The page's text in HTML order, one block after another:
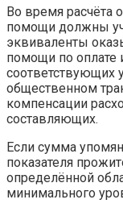
Во время расчёта
помощи должны
эквиваленты
помощи по оплате
соответствующих
общественном
компенсации
составляющих.
Если сумма
показателя
определённой
минимального